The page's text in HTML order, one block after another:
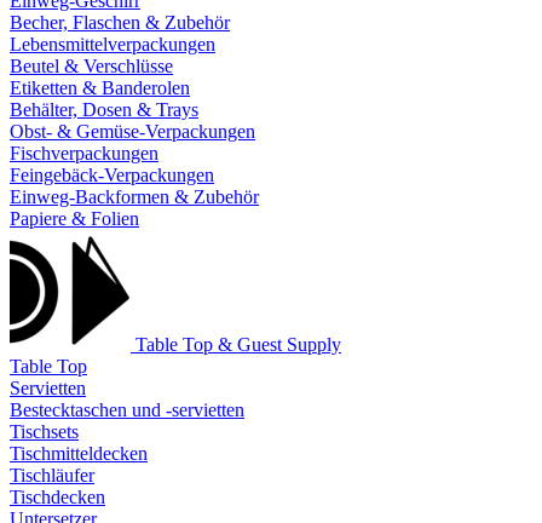
Becher, Flaschen & Zubehör
Lebensmittelverpackungen
Beutel & Verschlüsse
Etiketten & Banderolen
Behälter, Dosen & Trays
Obst- & Gemüse-Verpackungen
Fischverpackungen
Feingebäck-Verpackungen
Einweg-Backformen & Zubehör
Papiere & Folien
Table Top & Guest Supply
Table Top
Servietten
Bestecktaschen und -servietten
Tischsets
Tischmitteldecken
Tischläufer
Tischdecken